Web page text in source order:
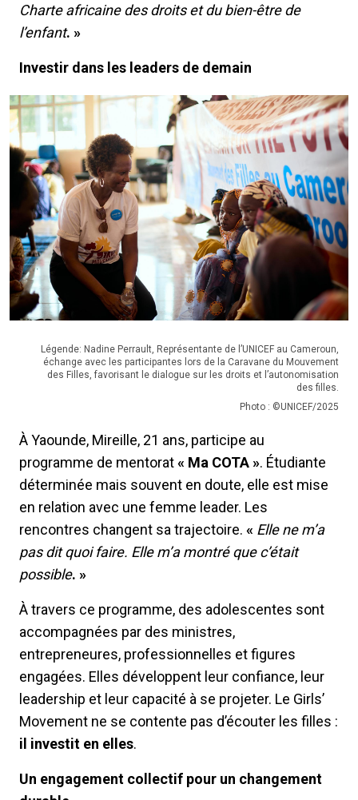
Charte africaine des droits et du bien-être de
l’enfant. »
Investir dans les leaders de demain
Légende: Nadine Perrault, Représentante de l’UNICEF au Cameroun,
échange avec les participantes lors de la Caravane du Mouvement
des Filles, favorisant le dialogue sur les droits et l’autonomisation
des filles.
Photo : ©UNICEF/2025
À Yaounde, Mireille, 21 ans, participe au
programme de mentorat« Ma COTA ». Étudiante
déterminée mais souvent en doute, elle est mise
en relation avec une femme leader. Les
rencontres changent sa trajectoire. « Elle ne m’a
pas dit quoi faire. Elle m’a montré que c’était
possible. »
À travers ce programme, des adolescentes sont
accompagnées par des ministres,
entrepreneures, professionnelles et figures
engagées. Elles développent leur confiance, leur
leadership et leur capacité à se projeter. Le Girls’
Movement ne se contente pas d’écouter les filles :
il investit en elles.
Un engagement collectif pour un changement